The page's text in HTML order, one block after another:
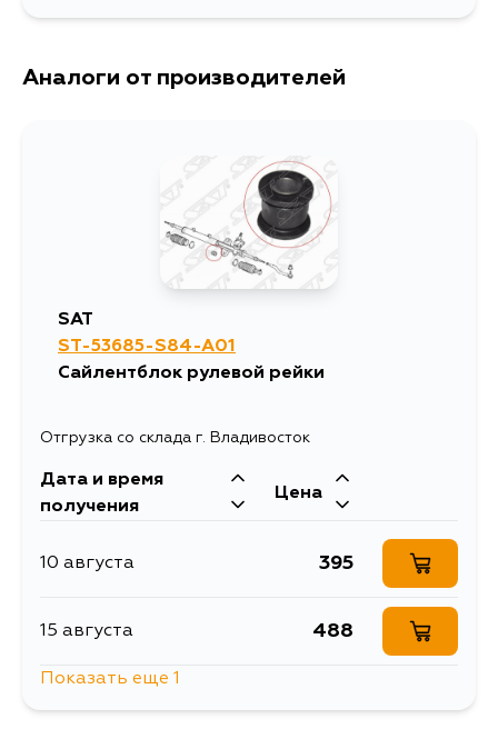
Аналоги от производителей
SAT
ST-53685-S84-A01
Сайлентблок рулевой рейки
Отгрузка со склада г. Владивосток
Дата и время
получения
Цена
10 августа 395
15 августа 488
Показать еще 1